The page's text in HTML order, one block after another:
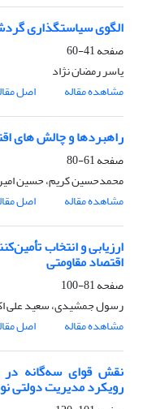
الگوی سیاستگذاری
صفحه41-60
یاسر رمضان نژاد
مشاهده مقاله
اصل
راهبردها و چالش های
صفحه61-80
محمدحسین کریم، حسین
مشاهده مقاله
اصل
ارزیابی و انتخاب
اقتصاد مقاومتی
صفحه81-100
رسول جمشیدی، سعید علی
مشاهده مقاله
اصل
نقش قوای سه‌گانه در
رویکرد مدیریت دولتی